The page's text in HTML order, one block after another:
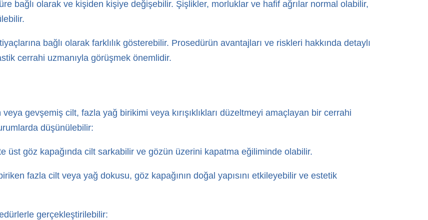
bağlı olarak ve kişiden kişiye değişebilir. Şişlikler, morluklar ve hafif ağrılar normal olabilir,
bağlı olarak farklılık gösterebilir. Prosedürün avantajları ve riskleri hakkında detaylı
cerrahi uzmanıyla görüşmek önemlidir.
gevşemiş cilt, fazla yağ birikimi veya kırışıklıkları düzeltmeyi amaçlayan bir cerrahi
düşünülebilir:
üst göz kapağında cilt sarkabilir ve gözün üzerini kapatma eğiliminde olabilir.
fazla cilt veya yağ dokusu, göz kapağının doğal yapısını etkileyebilir ve estetik
gerçekleştirilebilir: